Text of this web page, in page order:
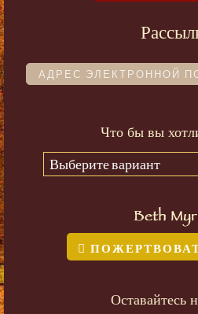
Что бы вы
Выберите вариант
Beth
Оставайтесь